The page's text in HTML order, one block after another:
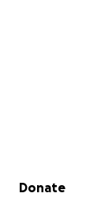
Secondary menu
Donate